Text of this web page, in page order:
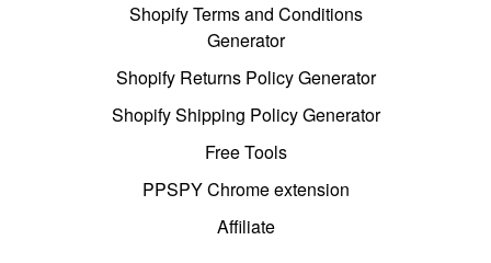
Shopify Terms and Conditions
Generator
Shopify Returns Policy Generator
Shopify Shipping Policy Generator
Free Tools
PPSPY Chrome extension
Affiliate